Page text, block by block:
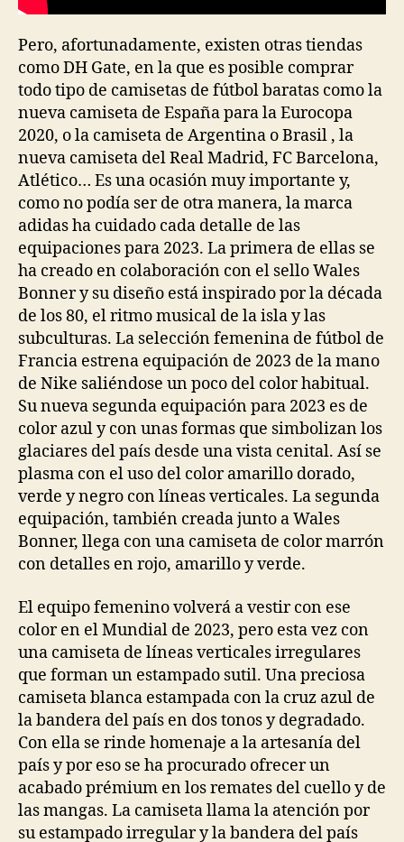
Pero, afortunadamente, existen otras tiendas
como DH Gate, en la que es posible comprar
todo tipo de camisetas de fútbol baratas como la
nueva camiseta de España para la Eurocopa
2020, o la camiseta de Argentina o Brasil , la
nueva camiseta del Real Madrid, FC Barcelona,
Atlético… Es una ocasión muy importante y,
como no podía ser de otra manera, la marca
adidas ha cuidado cada detalle de las
equipaciones para 2023. La primera de ellas se
ha creado en colaboración con el sello Wales
Bonner y su diseño está inspirado por la década
de los 80, el ritmo musical de la isla y las
subculturas. La selección femenina de fútbol de
Francia estrena equipación de 2023 de la mano
de Nike saliéndose un poco del color habitual.
Su nueva segunda equipación para 2023 es de
color azul y con unas formas que simbolizan los
glaciares del país desde una vista cenital. Así se
plasma con el uso del color amarillo dorado,
verde y negro con líneas verticales. La segunda
equipación, también creada junto a Wales
Bonner, llega con una camiseta de color marrón
con detalles en rojo, amarillo y verde.
El equipo femenino volverá a vestir con ese
color en el Mundial de 2023, pero esta vez con
una camiseta de líneas verticales irregulares
que forman un estampado sutil. Una preciosa
camiseta blanca estampada con la cruz azul de
la bandera del país en dos tonos y degradado.
Con ella se rinde homenaje a la artesanía del
país y por eso se ha procurado ofrecer un
acabado prémium en los remates del cuello y de
las mangas. La camiseta llama la atención por
su estampado irregular y la bandera del país